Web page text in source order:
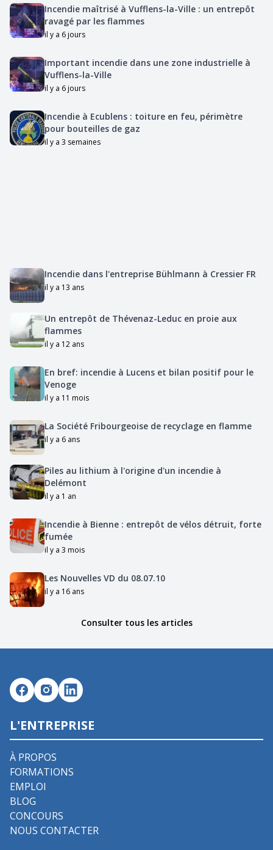
Incendie maîtrisé à Vufflens-la-Ville : un entrepôt
ravagé par les flammes
il y a 6 jours
Important incendie dans une zone industrielle à
Vufflens-la-Ville
il y a 6 jours
Incendie à Ecublens : toiture en feu, périmètre
pour bouteilles de gaz
il y a 3 semaines
Incendie dans l'entreprise Bühlmann à Cressier FR
il y a 13 ans
Un entrepôt de Thévenaz-Leduc en proie aux
flammes
il y a 12 ans
En bref: incendie à Lucens et bilan positif pour le
Venoge
il y a 11 mois
La Société Fribourgeoise de recyclage en flamme
il y a 6 ans
Piles au lithium à l'origine d'un incendie à
Delémont
il y a 1 an
Incendie à Bienne : entrepôt de vélos détruit, forte
fumée
il y a 3 mois
Les Nouvelles VD du 08.07.10
il y a 16 ans
Consulter tous les articles
L'ENTREPRISE
À PROPOS
FORMATIONS
EMPLOI
BLOG
CONCOURS
NOUS CONTACTER